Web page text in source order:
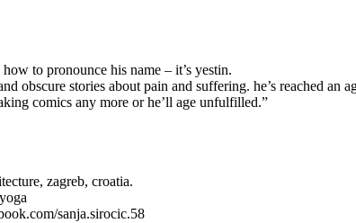
to pronounce his name – it’s yestin.
obscure stories about pain and suffering. he’s reached an
comics any more or he’ll age unfulfilled.”
zagreb, croatia.
sanja.sirocic.58